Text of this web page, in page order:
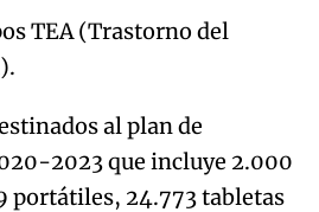
TEA (Trastorno del
al plan de
2023 que incluye 2.000
portátiles, 24.773 tabletas